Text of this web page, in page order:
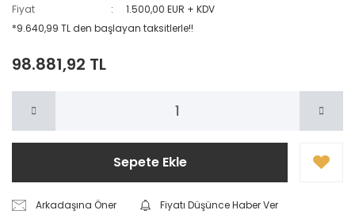
Fiyat
1.500,00 EUR + KDV
*9.640,99 TL den başlayan taksitlerle!!
98.881,92 TL
Sepete Ekle
Arkadaşına Öner
Fiyatı Düşünce Haber Ver